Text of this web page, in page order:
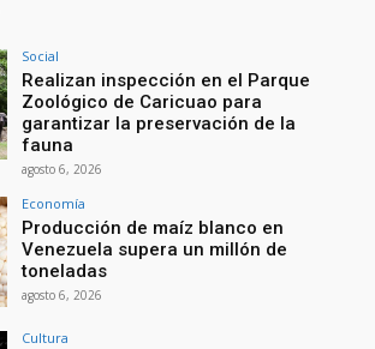
Social
Realizan inspección en el Parque
Zoológico de Caricuao para
garantizar la preservación de la
fauna
agosto 6, 2026
Economía
Producción de maíz blanco en
Venezuela supera un millón de
toneladas
agosto 6, 2026
Cultura